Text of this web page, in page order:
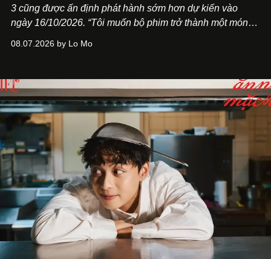
3 cũng được ấn định phát hành sớm hơn dự kiến vào
ngày 16/10/2026. “Tôi muốn bộ phim trở thành một món
Việt Nam”, NSX Will Vũ cho biết.
08.07.2026 by Lo Mo